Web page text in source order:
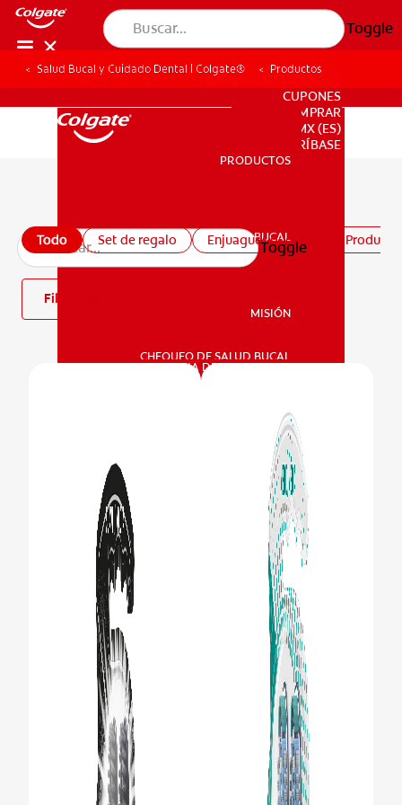
Toggle
PRODUCTOS
SALUD BUCAL
MISIÓN
CHEQUEO DE SALUD BUCAL
CORRESPONDENCIA DE PRODUCTOS
PARA PROFESIONALES
DONDE COMPRAR
SUSCRÍBASE
PARA PROFESIONALES
CUPONES
DONDE COMPRAR
MX (ES)
SUSCRÍBASE
PRODUCTOS
SALUD BUCAL
MISIÓN
CHEQUEO DE SALUD BUCAL
CORRESPONDENCIA DE PRODUCTOS
Toggle
Salud Bucal y Cuidado Dental | Colgate® Productos
Todo Set de regalo Enjuagues bucales
Filtro